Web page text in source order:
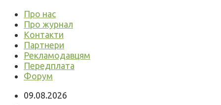
Про нас
Про журнал
Контакти
Партнери
Рекламодавцям
Передплата
Форум
09.08.2026